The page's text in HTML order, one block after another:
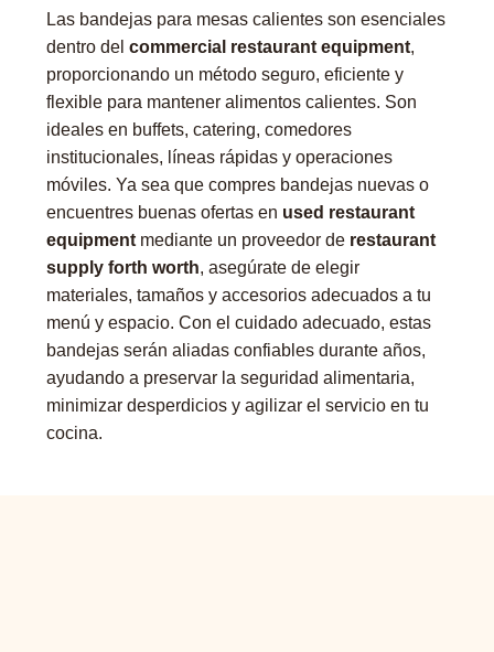
Las bandejas para mesas calientes son esenciales
dentro del commercial restaurant equipment,
proporcionando un método seguro, eficiente y
flexible para mantener alimentos calientes. Son
ideales en buffets, catering, comedores
institucionales, líneas rápidas y operaciones
móviles. Ya sea que compres bandejas nuevas o
encuentres buenas ofertas en used restaurant
equipment mediante un proveedor de restaurant
supply forth worth, asegúrate de elegir
materiales, tamaños y accesorios adecuados a tu
menú y espacio. Con el cuidado adecuado, estas
bandejas serán aliadas confiables durante años,
ayudando a preservar la seguridad alimentaria,
minimizar desperdicios y agilizar el servicio en tu
cocina.